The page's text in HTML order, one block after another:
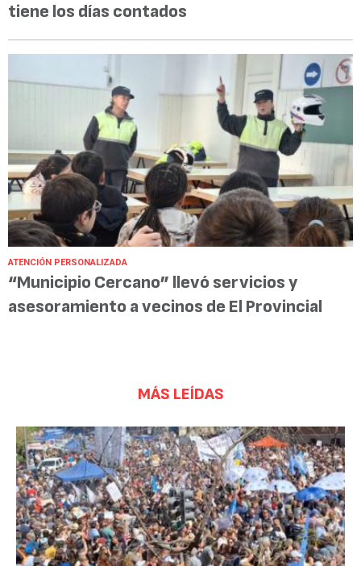
tiene los días contados
ATENCIÓN PERSONALIZADA
“Municipio Cercano” llevó servicios y
asesoramiento a vecinos de El Provincial
MÁS LEÍDAS